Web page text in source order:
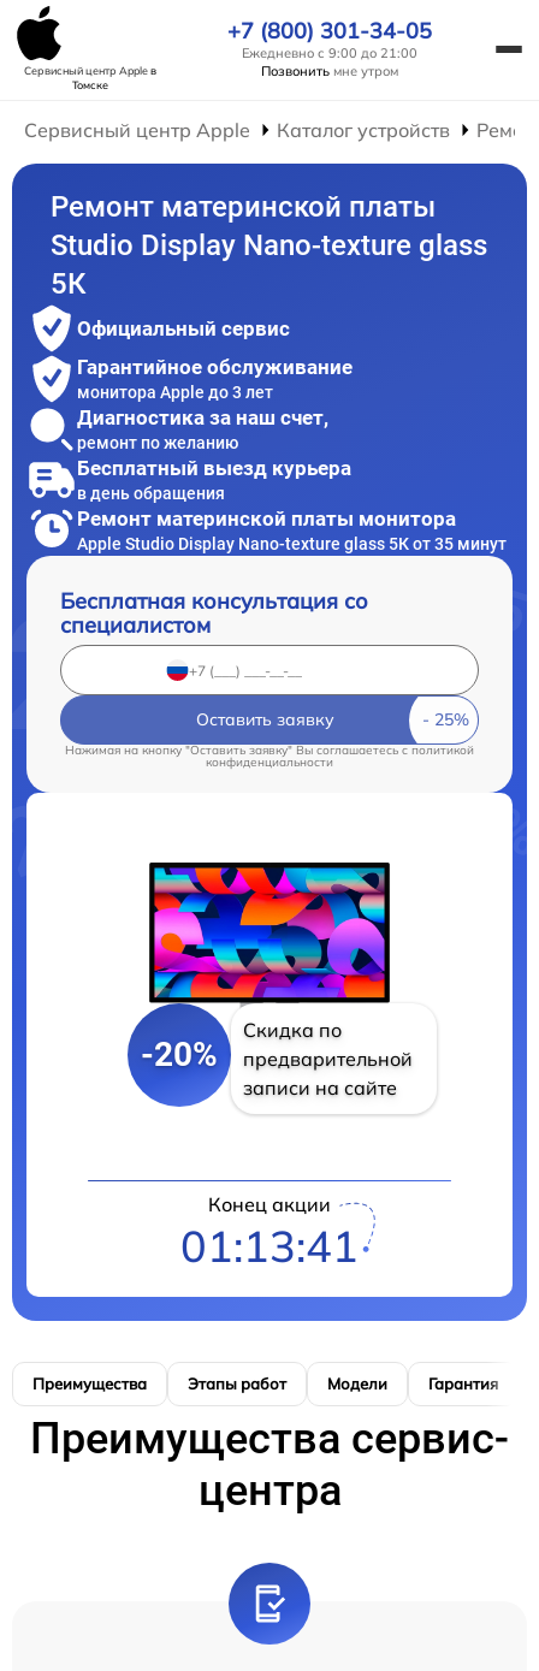
Сервисный центр Appleв
Томске
+7 (800) 301-34-05
Ежедневно с 9:00 до 21:00
Позвонить мне утром
Сервисный центр Apple Каталог устройств
Ремонт материнской платы
Studio Display Nano-texture glass
5К
Официальный сервис
Гарантийное обслуживание
монитора Apple до 3 лет
Диагностика за наш счет,
ремонт по желанию
Бесплатный выезд курьера
в день обращения
Ремонт материнской платы монитора
Apple Studio Display Nano-texture glass 5К от 35 минут
Бесплатная консультация со
специалистом
Оставить заявку
Нажимая на кнопку "Оставить заявку" Вы соглашаетесь cполитикой
конфиденциальности
-20%
Скидка по
предварительной
записи на сайте
Конец акции
01:13:40
Преимущества Этапы работ Модели Гарантия
Преимущества сервис-
центра